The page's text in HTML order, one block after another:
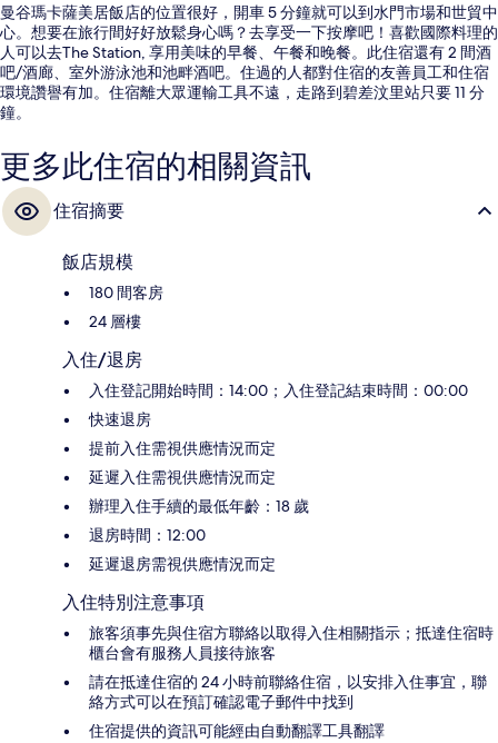
曼谷瑪卡薩美居飯店的位置很好，開車 5 分鐘就可以到水門市場和世貿中
心。想要在旅行間好好放鬆身心嗎？去享受一下按摩吧！喜歡國際料理的
人可以去The Station, 享用美味的早餐、午餐和晚餐。此住宿還有 2 間酒
吧/酒廊、室外游泳池和池畔酒吧。住過的人都對住宿的友善員工和住宿
環境讚譽有加。住宿離大眾運輸工具不遠，走路到碧差汶里站只要 11 分
鐘。
更多此住宿的相關資訊
住宿摘要
飯店規模
180 間客房
24 層樓
入住/退房
入住登記開始時間：14:00；入住登記結束時間：00:00
快速退房
提前入住需視供應情況而定
延遲入住需視供應情況而定
辦理入住手續的最低年齡：18 歲
退房時間：12:00
延遲退房需視供應情況而定
入住特別注意事項
旅客須事先與住宿方聯絡以取得入住相關指示；抵達住宿時
櫃台會有服務人員接待旅客
請在抵達住宿的 24 小時前聯絡住宿，以安排入住事宜，聯
絡方式可以在預訂確認電子郵件中找到
住宿提供的資訊可能經由自動翻譯工具翻譯